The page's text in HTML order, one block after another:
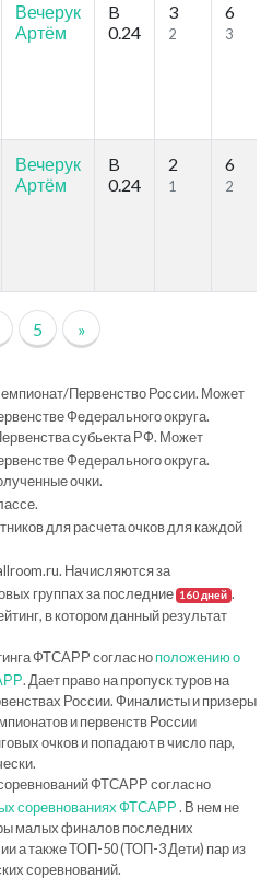
Вечерук
Артём
B
0.24
3
2
6
3
Вечерук
Артём
B
0.24
2
1
6
2
5 »
Первенство России. Может
Федерального округа.
субьекта РФ. Может
Федерального округа.
очки.
для расчета очков для каждой
Начисляются за
группах за последние 160 дней .
в котором данный результат
ФТСАРР согласноположению о
. Дает право на пропуск туров на
России. Финалисты и призеры
и первенств России
очков и попадают в число пар,
ФТСАРР согласно
соревнованиях ФТСАРР. В нем не
малых финалов последних
а также ТОП-50 (ТОП-3 Дети) пар из
соревнований.